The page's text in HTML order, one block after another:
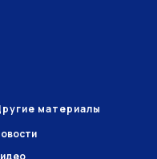
материалы